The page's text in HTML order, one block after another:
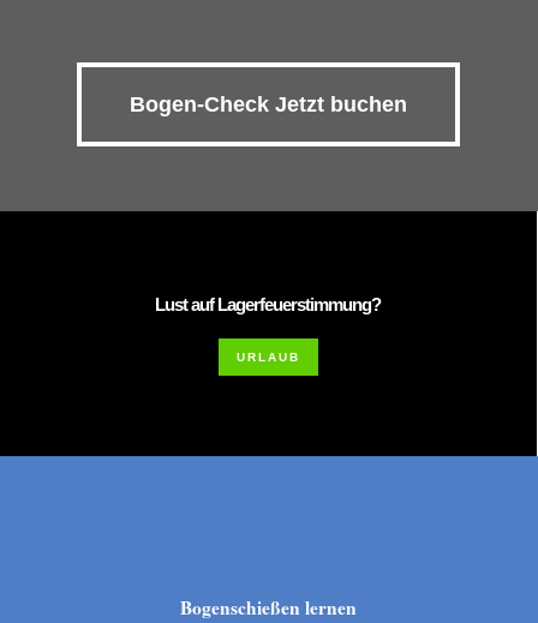
Bogen-Check Jetzt buchen
Lust auf Lagerfeuerstimmung?
URLAUB
Bogenschießen lernen